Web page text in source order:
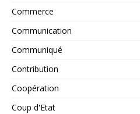
Commerce
Communication
Communiqué
Contribution
Coopération
Coup d'Etat